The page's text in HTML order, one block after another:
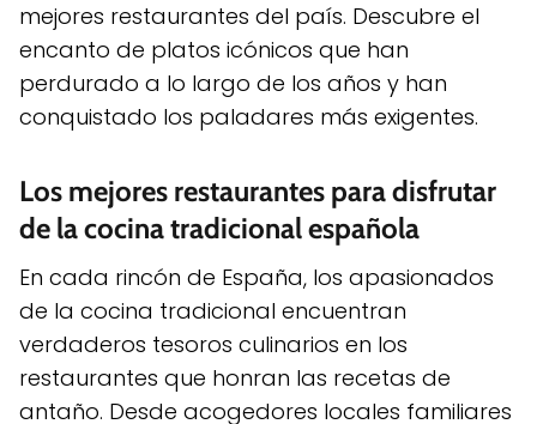
mejores restaurantes del país. Descubre el
encanto de platos icónicos que han
perdurado a lo largo de los años y han
conquistado los paladares más exigentes.
Los mejores restaurantes para disfrutar
de la cocina tradicional española
En cada rincón de España, los apasionados
de la cocina tradicional encuentran
verdaderos tesoros culinarios en los
restaurantes que honran las recetas de
antaño. Desde acogedores locales familiares